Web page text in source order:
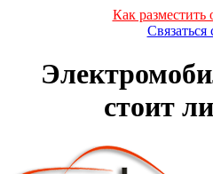
Как разместить
Связаться
стоит